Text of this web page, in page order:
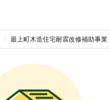
最上町木造住宅耐震改修補助事業